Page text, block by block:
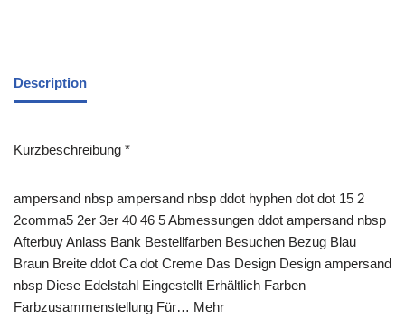
Description
Kurzbeschreibung *
ampersand nbsp ampersand nbsp ddot hyphen dot dot 15 2
2comma5 2er 3er 40 46 5 Abmessungen ddot ampersand nbsp
Afterbuy Anlass Bank Bestellfarben Besuchen Bezug Blau
Braun Breite ddot Ca dot Creme Das Design Design ampersand
nbsp Diese Edelstahl Eingestellt Erhältlich Farben
Farbzusammenstellung Für… Mehr